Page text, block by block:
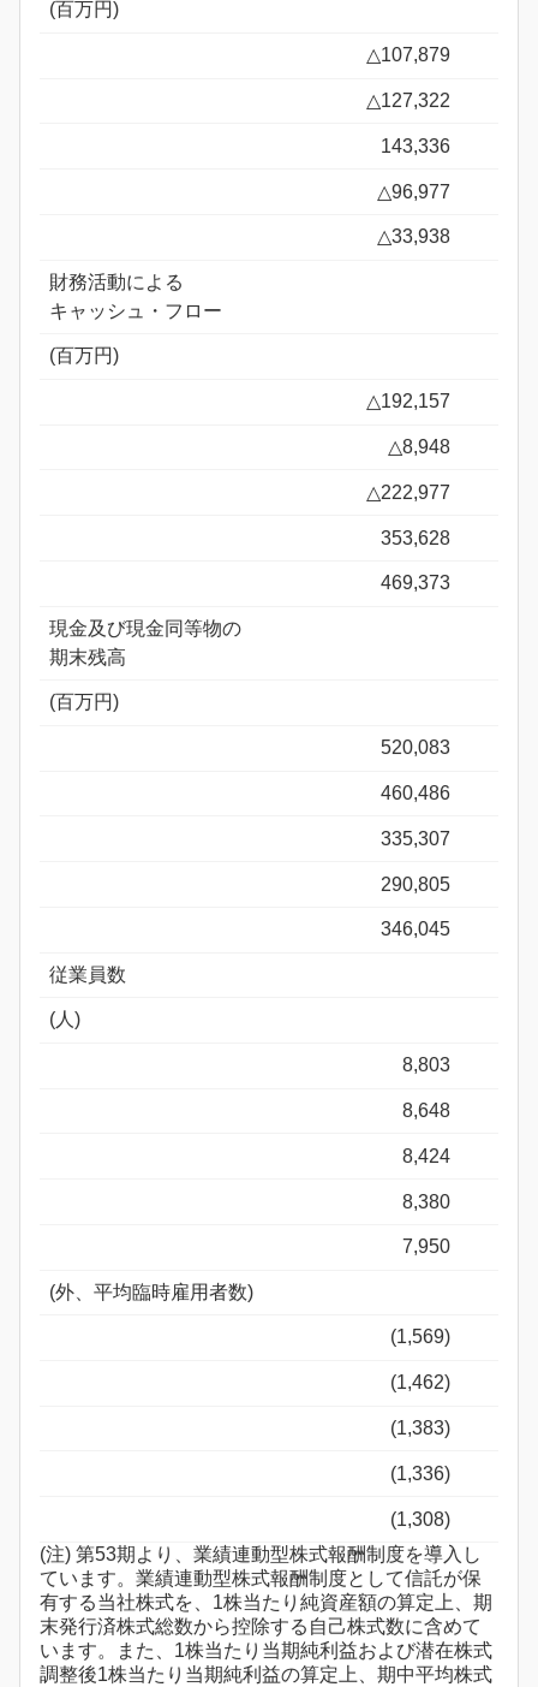
(百万円)
△107,879
△127,322
143,336
△96,977
△33,938
財務活動による
キャッシュ・フロー
(百万円)
△192,157
△8,948
△222,977
353,628
469,373
現金及び現金同等物の
期末残高
(百万円)
520,083
460,486
335,307
290,805
346,045
従業員数
(人)
8,803
8,648
8,424
8,380
7,950
(外、平均臨時雇用者数)
(1,569)
(1,462)
(1,383)
(1,336)
(1,308)
(注) 第53期より、業績連動型株式報酬制度を導入し
ています。業績連動型株式報酬制度として信託が保
有する当社株式を、1株当たり純資産額の算定上、期
末発行済株式総数から控除する自己株式数に含めて
います。また、1株当たり当期純利益および潜在株式
調整後1株当たり当期純利益の算定上、期中平均株式